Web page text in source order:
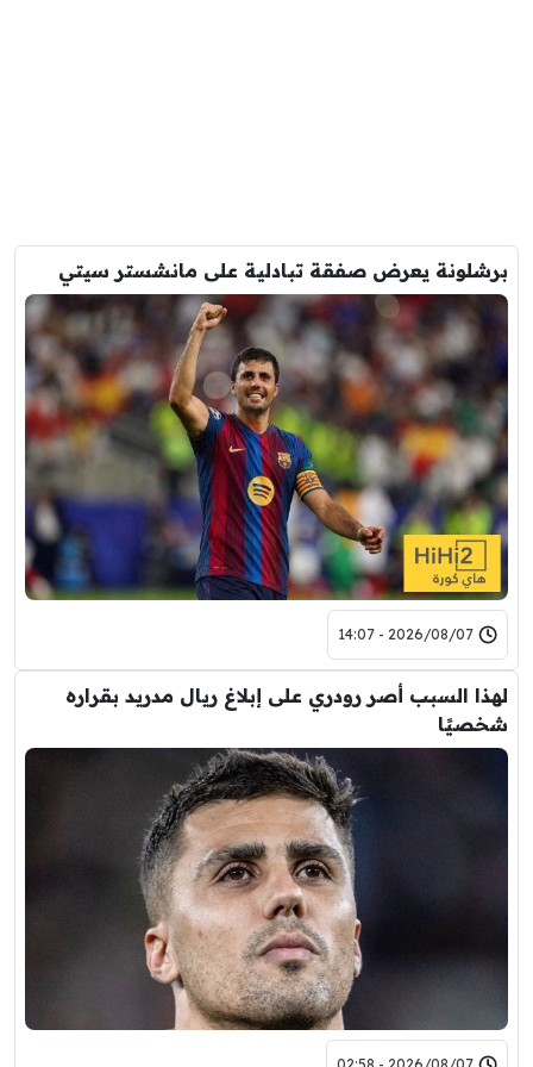
برشلونة يعرض صفقة تبادلية على مانشستر سيتي
2026/08/07 - 14:07
لهذا السبب أصر رودري على إبلاغ ريال مدريد بقراره
شخصيًا